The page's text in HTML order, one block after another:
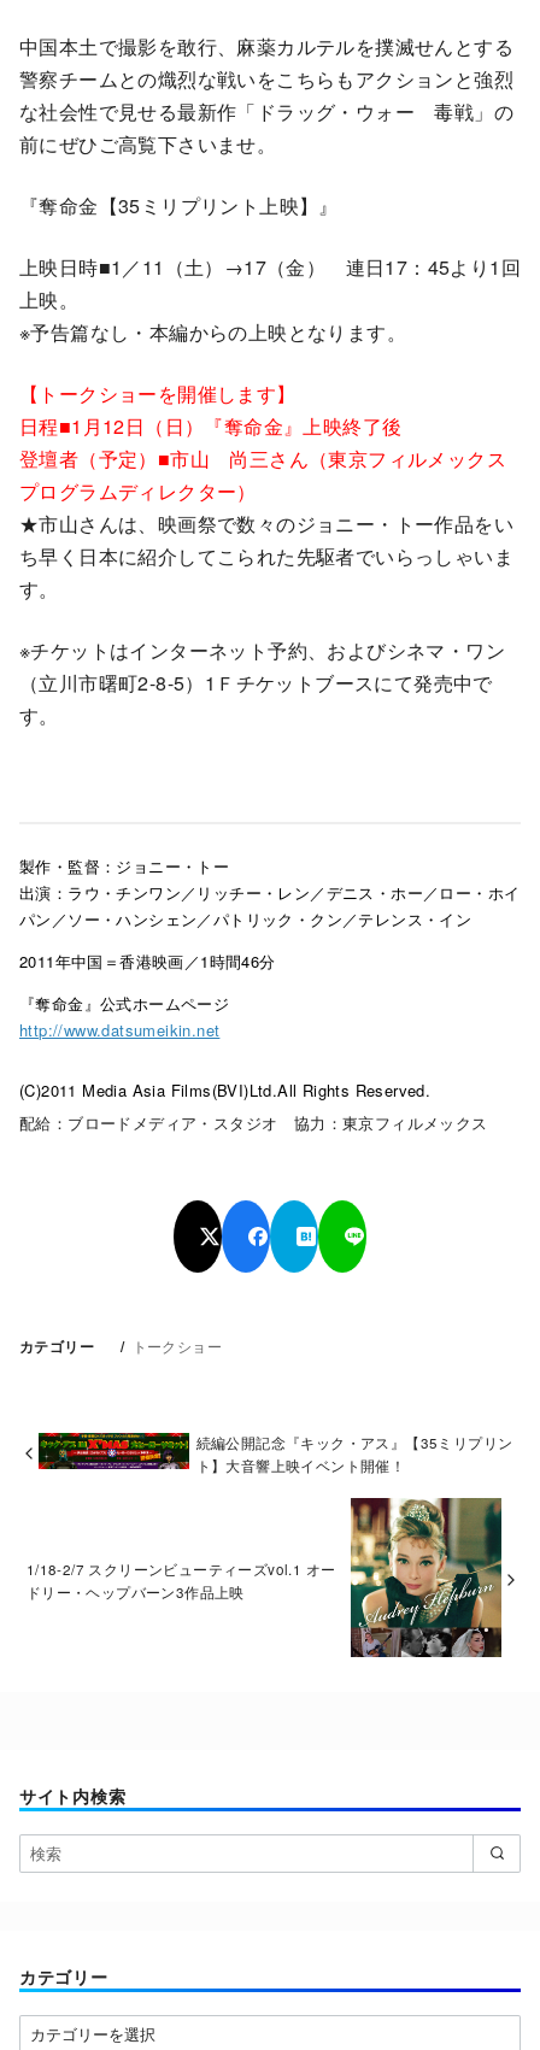
中国本土で撮影を敢行、麻薬カルテルを撲滅せんとする
警察チームとの熾烈な戦いをこちらもアクションと強烈
な社会性で見せる最新作「ドラッグ・ウォー 毒戦」の
前にぜひご高覧下さいませ。
『奪命金【35ミリプリント上映】』
上映日時■1／11（土）→17（金） 連日17：45より1回
上映。
※予告篇なし・本編からの上映となります。
【トークショーを開催します】
日程■1月12日（日）『奪命金』上映終了後
登壇者（予定）■市山 尚三さん（東京フィルメックス
プログラムディレクター）
★市山さんは、映画祭で数々のジョニー・トー作品をい
ち早く日本に紹介してこられた先駆者でいらっしゃいま
す。
※チケットはインターネット予約、およびシネマ・ワン
（立川市曙町2-8-5）1Ｆチケットブースにて発売中で
す。
製作・監督：ジョニー・トー
出演：ラウ・チンワン／リッチー・レン／デニス・ホー／ロー・ホイ
パン／ソー・ハンシェン／パトリック・クン／テレンス・イン
2011年中国＝香港映画／1時間46分
『奪命金』公式ホームページ
http://www.datsumeikin.net
(C)2011 Media Asia Films(BVI)Ltd.All Rights Reserved.
配給：ブロードメディア・スタジオ 協力：東京フィルメックス
カテゴリー トークショー
続編公開記念『キック・アス』【35ミリプリン
ト】大音響上映イベント開催！
1/18-2/7 スクリーンビューティーズvol.1 オー
ドリー・ヘップバーン3作品上映
サイト内検索
カテゴリー